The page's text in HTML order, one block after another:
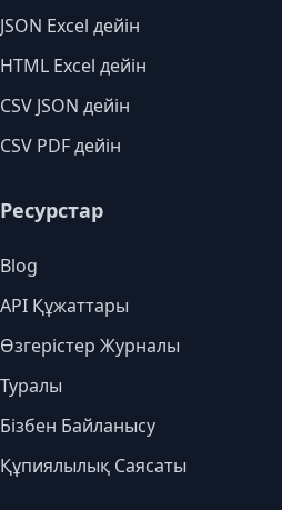
JSON Excel дейін
HTML Excel дейін
CSV JSON дейін
CSV PDF дейін
Ресурстар
Blog
API Құжаттары
Өзгерістер Журналы
Туралы
Бізбен Байланысу
Құпиялылық Саясаты